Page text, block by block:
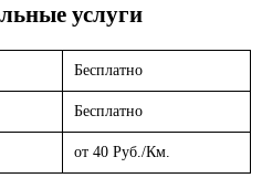
услуги
Бесплатно
Бесплатно
от 40 Руб./Км.